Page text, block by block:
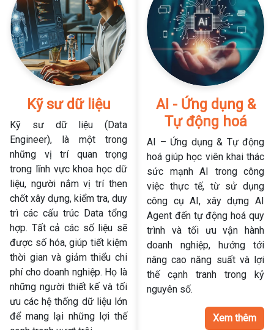
Kỹ sư dữ liệu
Kỹ sư dữ liệu (Data
Engineer), là một trong
những vị trí quan trọng
trong lĩnh vực khoa học dữ
liệu, người nắm vị trí then
chốt xây dựng, kiểm tra, duy
trì các cấu trúc Data tổng
hợp. Tất cả các số liệu sẽ
được số hóa, giúp tiết kiệm
thời gian và giảm thiểu chi
phí cho doanh nghiệp. Họ là
những người thiết kế và tối
ưu các hệ thống dữ liệu lớn
để mang lại những lợi thế
AI - Ứng dụng &
Tự động hoá
AI – Ứng dụng & Tự động
hoá giúp học viên khai thác
sức mạnh AI trong công
việc thực tế, từ sử dụng
công cụ AI, xây dựng AI
Agent đến tự động hoá quy
trình và tối ưu vận hành
doanh nghiệp, hướng tới
nâng cao năng suất và lợi
thế cạnh tranh trong kỷ
nguyên số.
Xem thêm